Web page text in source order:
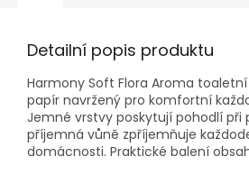
Detailní popis produktu
Harmony Soft Flora Aroma
papír navržený pro komfortní
Jemné vrstvy poskytují pohodlí při
příjemná vůně zpříjemňuje
domácnosti. Praktické balení